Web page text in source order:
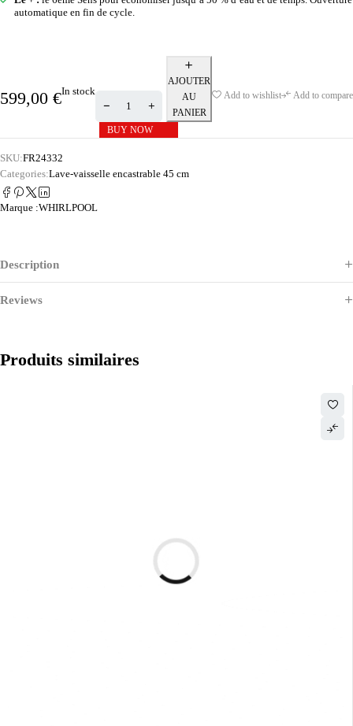
automatique en fin de cycle.
599,00 €In stock
AJOUTER
AU
PANIER
BUY NOW
Add to wishlist Add to compare
SKU:FR24332
Categories:Lave-vaisselle encastrable 45 cm
Marque :WHIRLPOOL
Description
Reviews
Produits similaires